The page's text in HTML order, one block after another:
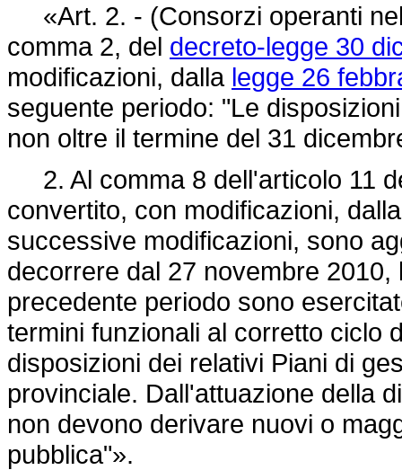
«Art. 2. - (Consorzi operanti
comma 2, del decreto-legge 30
modificazioni, dalla legge 26
seguente periodo: "Le
non oltre il termine del 31
2. Al comma 8 dell'articolo 11
convertito, con modificazioni,
successive modificazioni, sono
decorrere dal 27 novembre
precedente periodo sono
termini funzionali al corretto ciclo
disposizioni dei relativi Piani di
provinciale. Dall'attuazione della
non devono derivare nuovi o
pubblica"».